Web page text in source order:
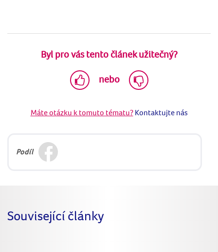
Byl pro vás tento článek užitečný?
nebo
Máte otázku k tomuto tématu?Kontaktujte nás
Podíl
Související články